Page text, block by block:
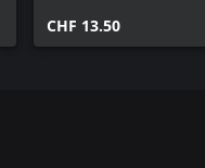
CHF 13.50